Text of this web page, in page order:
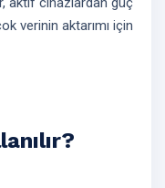
verinin aktarımı için